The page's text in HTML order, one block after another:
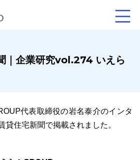
｜企業研究vol.274 いえら
代表取締役の岩名泰介のインタ
貸住宅新聞で掲載されました。